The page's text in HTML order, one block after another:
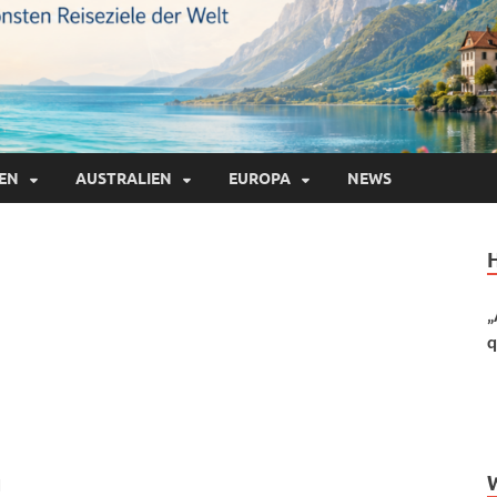
AUSTRALIEN EUROPA NEWS